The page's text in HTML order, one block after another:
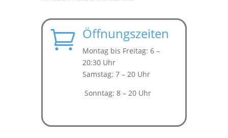
 Öffnungszeiten
Montag bis Freitag: 6 –
20:30 Uhr
Samstag: 7 – 20 Uhr
Sonntag: 8 – 20 Uhr